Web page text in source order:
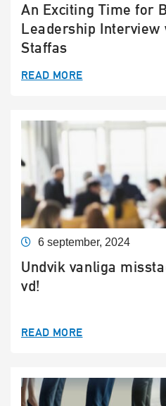
An Exciting Time for
Leadership Interview
Staffas
READ MORE
6 september, 2024
Undvik vanliga
vd!
READ MORE